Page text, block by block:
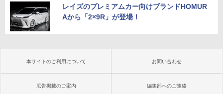
レイズのプレミアムカー向けブランドHOMUR
Aから「2×9R」が登場！
本サイトのご利用について お問い合わせ
広告掲載のご案内 編集部へのご連絡